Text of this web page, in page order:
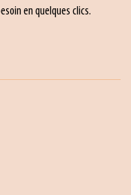
en quelques clics.